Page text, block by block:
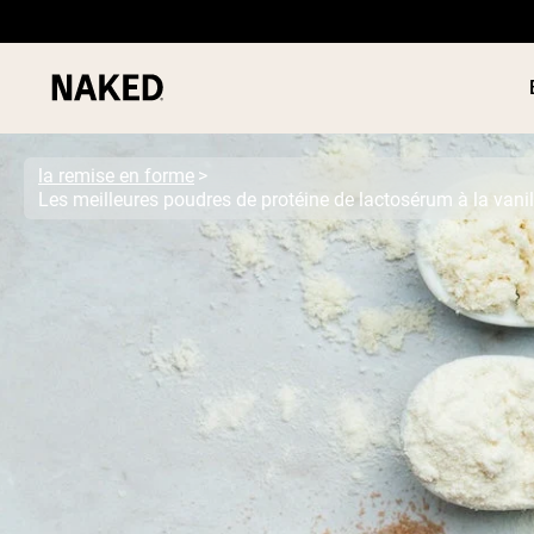
Termes de recherche populaires
”Protein Powder“
POUDRE
la remise en forme
Les meilleures poudres de protéine de lactosérum à la